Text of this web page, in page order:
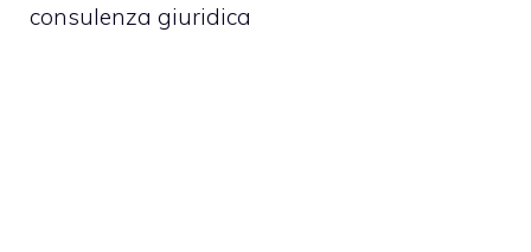
consulenza giuridica